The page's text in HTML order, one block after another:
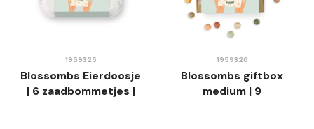
1959325
Blossombs Eierdoosje
| 6 zaadbommetjes |
Bloemen voor jou
1959326
Blossombs giftbox
medium | 9
zaadbommetjes |